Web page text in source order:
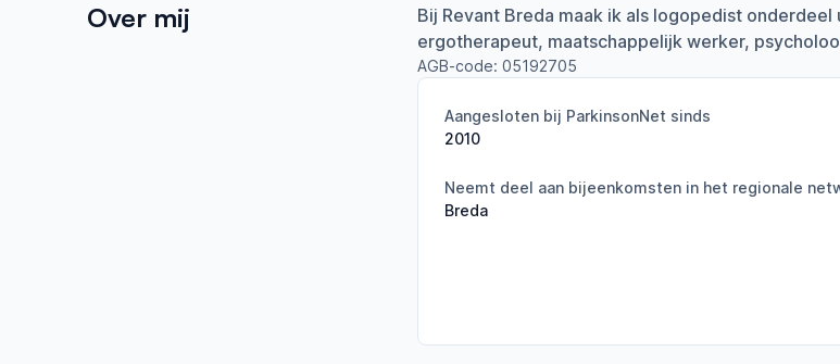
Over mij
Bij Revant Breda maak ik als logopedist
ergotherapeut, maatschappelijk werker,
AGB-code: 05192705
Aangesloten bij ParkinsonNet sinds
2010
Neemt deel aan bijeenkomsten in het regionale
Breda